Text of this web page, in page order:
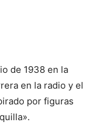
de 1938 en la
en la radio y el
por figuras